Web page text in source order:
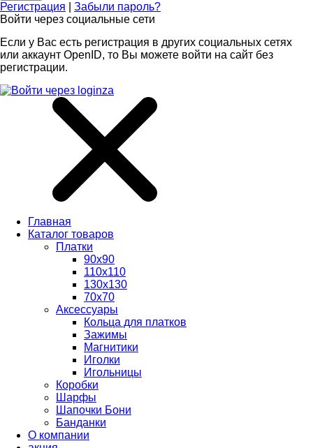
Регистрация
Забыли пароль?
Войти через социальные сети
Если у Вас есть регистрация в других социальных сетях
или аккаунт OpenID, то Вы можете войти на сайт без
регистрации.
Главная
Каталог товаров
Платки
90x90
110x110
130x130
70х70
Аксессуары
Кольца для платков
Зажимы
Магнитики
Иголки
Игольницы
Коробки
Шарфы
Шапочки Бони
Банданки
О компании